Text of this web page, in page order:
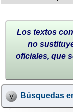
Los textos
no
oficiales, que
Búsquedas